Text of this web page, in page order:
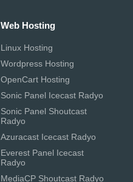
Web Hosting
Linux Hosting
Wordpress Hosting
OpenCart Hosting
Sonic Panel Icecast Radyo
Sonic Panel Shoutcast
Radyo
Azuracast Icecast Radyo
Everest Panel Icecast
Radyo
MediaCP Shoutcast Radyo